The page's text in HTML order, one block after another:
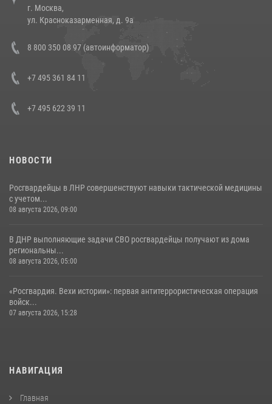
14 июля 2026, 12:20
Состоялась рабочая встреча директора Росгвардии Героя России
генерала армии Виктора Золотова с заместителем полномочного
представителя Президента Российской Федерации в Северо-
Кавказском федеральном округе Виталием Кузнецовым
г. Москва,
ул. Красноказарменная, д. 9а
8 800 350 08 97 (автоинформатор)
+7 495 361 84 11
+7 495 622 39 11
НОВОСТИ
Росгвардейцы в ЛНР совершенствуют навыки тактической медицины
с учетом...
08 августа 2026, 09:00
В ДНР выполняющие задачи СВО росгвардейцы получают из дома
региональны...
08 августа 2026, 05:00
«Росгвардия. Вехи истории»: первая антитеррористическая операция
войск...
07 августа 2026, 15:28
НАВИГАЦИЯ
Главная